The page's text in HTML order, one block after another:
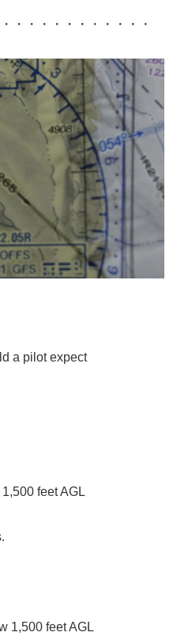
・・・・・・・・・・・
a pilot expect
feet AGL
1,500 feet AGL